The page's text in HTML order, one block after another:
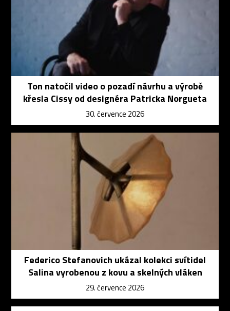
Ton natočil video o pozadí návrhu a výrobě
křesla Cissy od designéra Patricka Norgueta
30. července 2026
Federico Stefanovich ukázal kolekci svítidel
Salina vyrobenou z kovu a skelných vláken
29. července 2026